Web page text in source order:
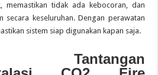
memastikan tidak ada kebocoran, dan
secara keseluruhan. Dengan perawatan
sistem siap digunakan kapan saja.
Tantangan